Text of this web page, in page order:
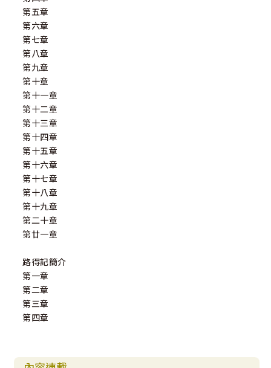
第五章
第六章
第七章
第八章
第九章
第十章
第十一章
第十二章
第十三章
第十四章
第十五章
第十六章
第十七章
第十八章
第十九章
第二十章
第廿一章
路得記簡介
第一章
第二章
第三章
第四章